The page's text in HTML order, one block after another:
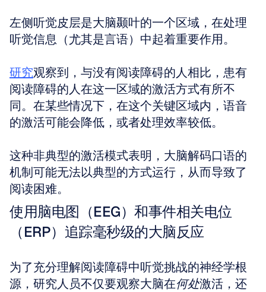
左侧听觉皮层是大脑颞叶的一个区域，在处理
听觉信息（尤其是言语）中起着重要作用。
研究观察到，与没有阅读障碍的人相比，患有
阅读障碍的人在这一区域的激活方式有所不
同。在某些情况下，在这个关键区域内，语音
的激活可能会降低，或者处理效率较低。
这种非典型的激活模式表明，大脑解码口语的
机制可能无法以典型的方式运行，从而导致了
阅读困难。
使用脑电图（EEG）和事件相关电位
（ERP）追踪毫秒级的大脑反应
为了充分理解阅读障碍中听觉挑战的神经学根
源，研究人员不仅要观察大脑在何处激活，还